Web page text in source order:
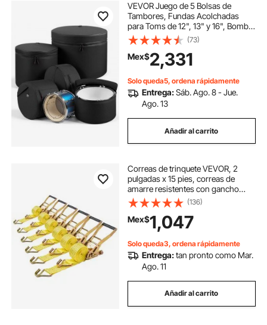
VEVOR Juego de 5 Bolsas de
Tambores, Fundas Acolchadas
para Toms de 12", 13" y 16", Bombo
de 22", Caja de 14", con Correa de
Hombro, de 600D Impermeable y
Antichoque, para Tambores de
Batería, Negro
(73)
Mex$2,331
Solo queda5, ordena rápidamente
Entrega:Sáb. Ago. 8 - Jue.
Ago. 13
Añadir al carrito
Correas de trinquete VEVOR, 2
pulgadas x 15 pies, correas de
amarre resistentes con gancho
doble en J, resistencia a la rotura de
5000 libras, bolsa de transporte,
trinquete de amarre para
mudanzas, remolques,
motocicletas, kayaks, techo de
automóvil, paquete de 6
(136)
Mex$1,047
Solo queda3, ordena rápidamente
Entrega:tan pronto como Mar.
Ago. 11
Añadir al carrito